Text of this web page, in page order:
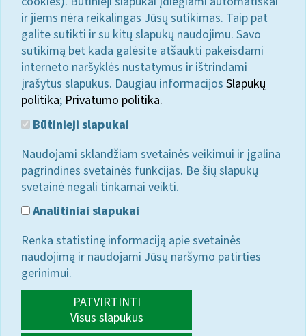
ir jiems nėra reikalingas Jūsų sutikimas. Taip pat
galite sutikti ir su kitų slapukų naudojimu. Savo
sutikimą bet kada galėsite atšaukti pakeisdami
interneto naršyklės nustatymus ir ištrindami
įrašytus slapukus. Daugiau informacijos Slapukų
politika; Privatumo politika.
Būtinieji slapukai
Naudojami sklandžiam svetainės veikimui ir įgalina
pagrindines svetainės funkcijas. Be šių slapukų
svetainė negali tinkamai veikti.
Analitiniai slapukai
Renka statistinę informaciją apie svetainės
naudojimą ir naudojami Jūsų naršymo patirties
gerinimui.
PATVIRTINTI
Visus slapukus